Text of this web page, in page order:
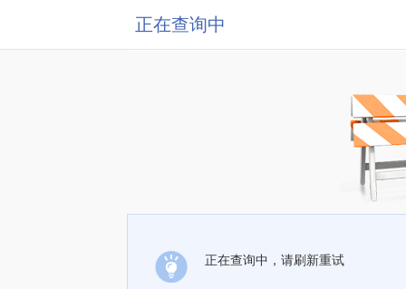
正在查询中
正在查询中，请刷新重试